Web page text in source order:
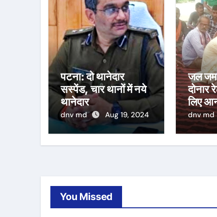
पटना: दो थानेदार
सस्पेंड, चार थानों में नये
थानेदार
dnv md Aug 19, 2024
जल
दोनार
लिए
dnv md
You Missed